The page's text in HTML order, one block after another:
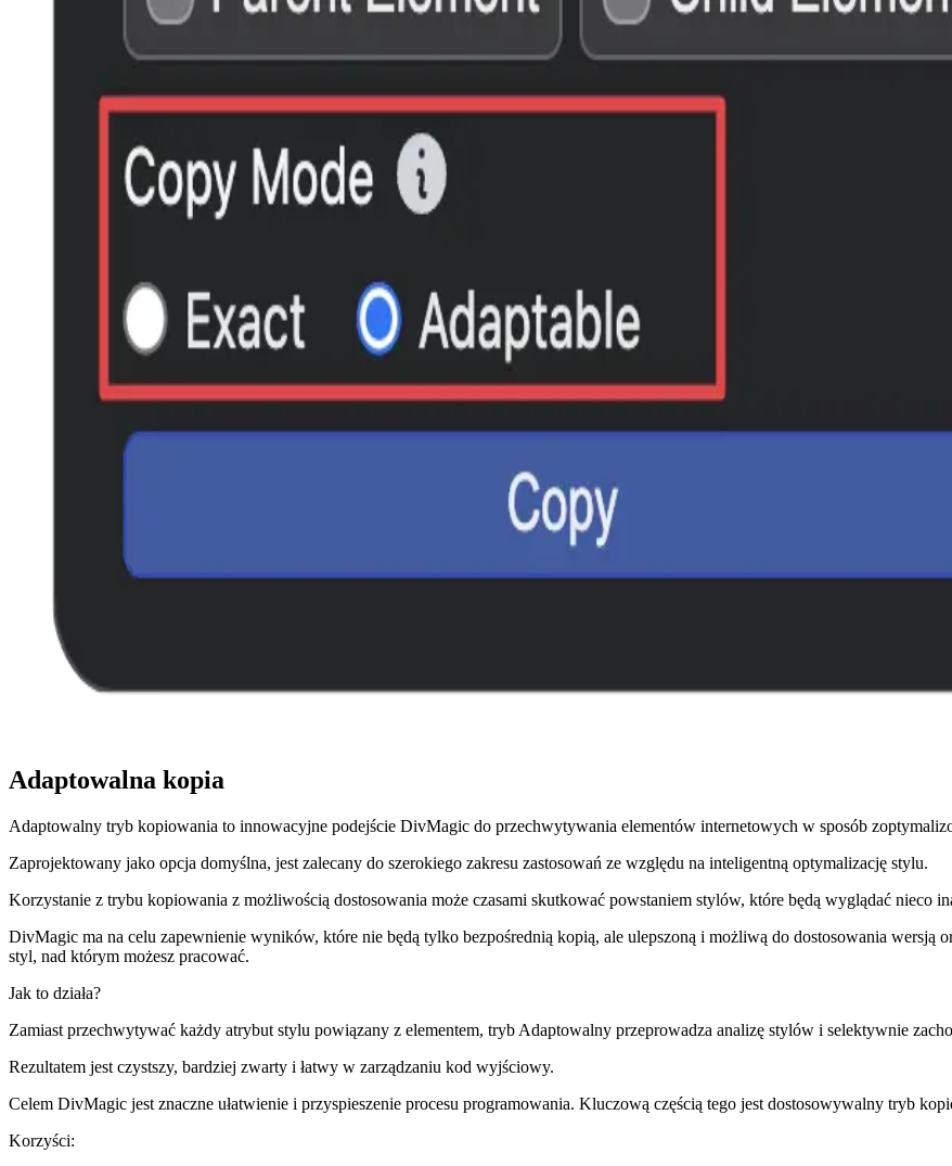
Adaptowalna kopia
Adaptowalny tryb kopiowania to innowacyjne podejście DivMagic do przechwytywania elementów internetowych w sposób
Zaprojektowany jako opcja domyślna, jest zalecany do szerokiego zakresu zastosowań ze względu na inteligentną optymalizację stylu.
Korzystanie z trybu kopiowania z możliwością dostosowania może czasami skutkować powstaniem stylów, które będą wyglądać nieco
DivMagic ma na celu zapewnienie wyników, które nie będą tylko bezpośrednią kopią, ale ulepszoną i możliwą do dostosowania wersją
styl, nad którym możesz pracować.
Jak to działa?
Zamiast przechwytywać każdy atrybut stylu powiązany z elementem, tryb Adaptowalny przeprowadza analizę stylów i selektywnie
Rezultatem jest czystszy, bardziej zwarty i łatwy w zarządzaniu kod wyjściowy.
Celem DivMagic jest znaczne ułatwienie i przyspieszenie procesu programowania. Kluczową częścią tego jest dostosowywalny tryb
Korzyści: